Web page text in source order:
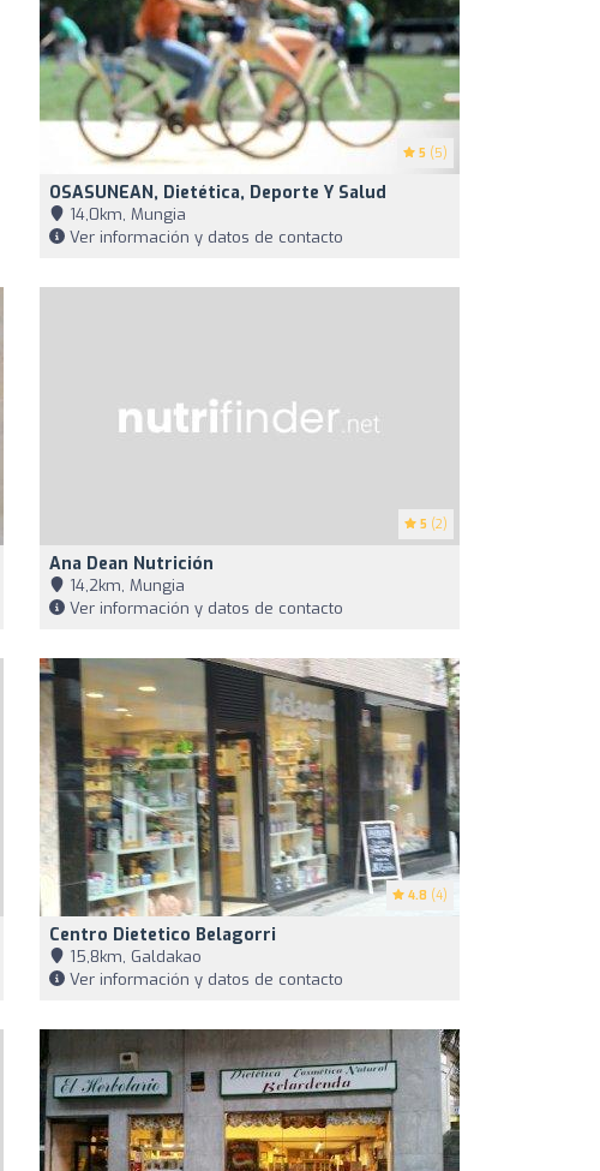
5 (5)
OSASUNEAN, Dietética, Deporte Y Salud
14,0km, Mungia
Ver información y datos de contacto
5 (2)
Ana Dean Nutrición
14,2km, Mungia
Ver información y datos de contacto
4.8 (4)
Centro Dietetico Belagorri
15,8km, Galdakao
Ver información y datos de contacto